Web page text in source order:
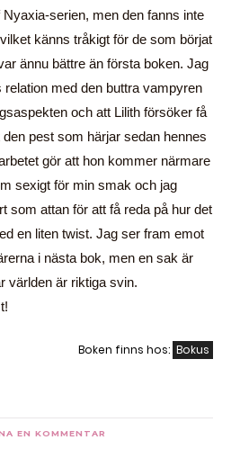
serien, men den fanns inte
känns tråkigt för de som börjat
ännu bättre än första boken. Jag
med den buttra vampyren
och att Lilith försöker få
pest som härjar sedan hennes
gör att hon kommer närmare
sexigt för min smak och jag
som attan för att få reda på hur det
en liten twist. Jag ser fram emot
i nästa bok, men en sak är
världen är riktiga svin.
Boken finns hos: Bokus
EN KOMMENTAR